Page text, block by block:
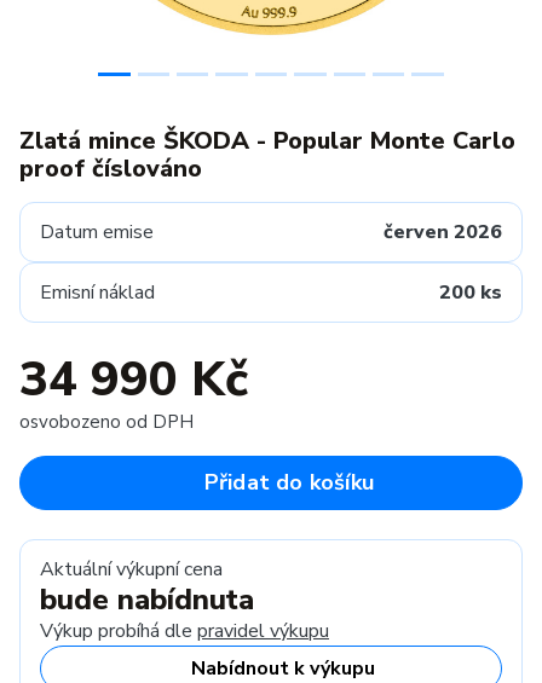
Zlatá mince ŠKODA - Popular Monte Carlo
proof číslováno
Datum emise červen 2026
Emisní náklad 200 ks
34 990 Kč
osvobozeno od DPH
Přidat do košíku
Aktuální výkupní cena
bude nabídnuta
Výkup probíhá dle pravidel výkupu
Nabídnout k výkupu